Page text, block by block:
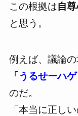
この根拠は自
と思う。
例えば、議論の
「うるせーハ
のだ。
「本当に正し